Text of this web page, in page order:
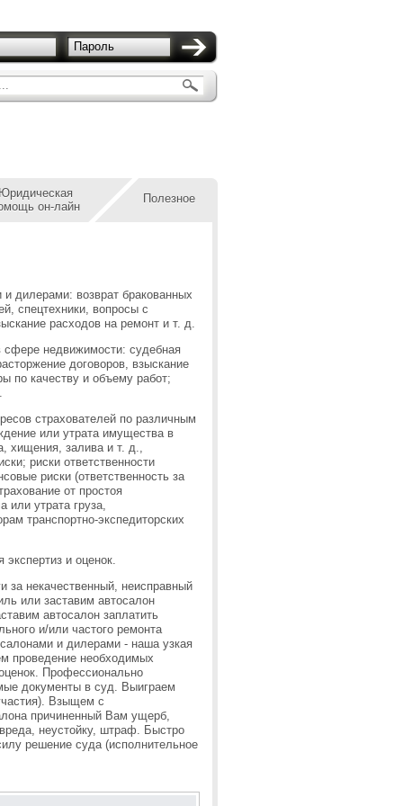
Пароль
Юридическая
он-лайн
Полезное
дилерами: возврат бракованных
спецтехники, вопросы с
расходов на ремонт и т. д.
недвижимости: судебная
договоров, взыскание
по качеству и объему работ;
страхователей по различным
или утрата имущества в
хищения, залива и т. д.,
риски ответственности
риски (ответственность за
от простоя
или утрата груза,
транспортно-экспедиторских
экспертиз и оценок.
за некачественный, неисправный
или заставим автосалон
автосалон заплатить
и/или частого ремонта
и дилерами - наша узкая
проведение необходимых
Профессионально
документы в суд. Выиграем
Взыщем с
причиненный Вам ущерб,
неустойку, штраф. Быстро
решение суда (исполнительное